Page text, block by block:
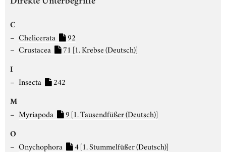
C
Chelicerata
92
Crustacea
71 [1. Krebse (Deutsch)]
I
Insecta 242
M
Myriapoda 9 [1. Tausendfüßer (Deutsch)]
O
Onychophora 4[1. Stummelfüßer (Deutsch)]